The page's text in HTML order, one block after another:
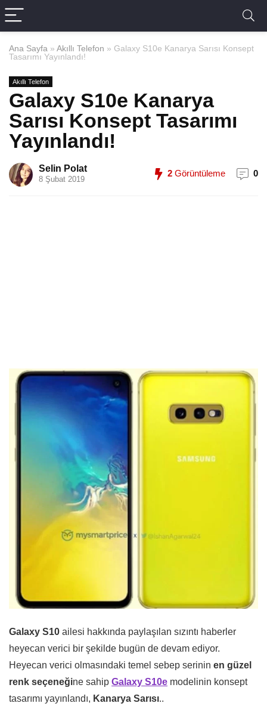
Ana Sayfa » Akıllı Telefon » Galaxy S10e Kanarya Sarısı Konsept
Tasarımı Yayınlandı!
Akıllı Telefon
Galaxy S10e Kanarya
Sarısı Konsept Tasarımı
Yayınlandı!
Selin Polat
8 Şubat 2019
2 Görüntüleme 0
Galaxy S10 ailesi hakkında paylaşılan sızıntı haberler
heyecan verici bir şekilde bugün de devam ediyor.
Heyecan verici olmasındaki temel sebep serinin en güzel
renk seçeneğine sahip Galaxy S10e modelinin konsept
tasarımı yayınlandı, Kanarya Sarısı..